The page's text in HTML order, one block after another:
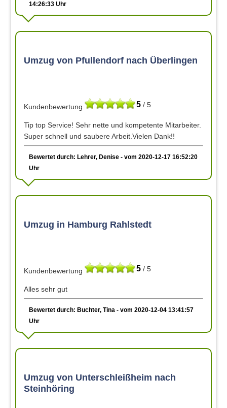
14:26:33 Uhr
Umzug von Pfullendorf nach Überlingen
5 / 5
Kundenbewertung
Tip top Service! Sehr nette und kompetente Mitarbeiter.
Super schnell und saubere Arbeit.Vielen Dank!!
Bewertet durch: Lehrer, Denise - vom 2020-12-17 16:52:20
Uhr
Umzug in Hamburg Rahlstedt
5 / 5
Kundenbewertung
Alles sehr gut
Bewertet durch: Buchter, Tina - vom 2020-12-04 13:41:57
Uhr
Umzug von Unterschleißheim nach
Steinhöring